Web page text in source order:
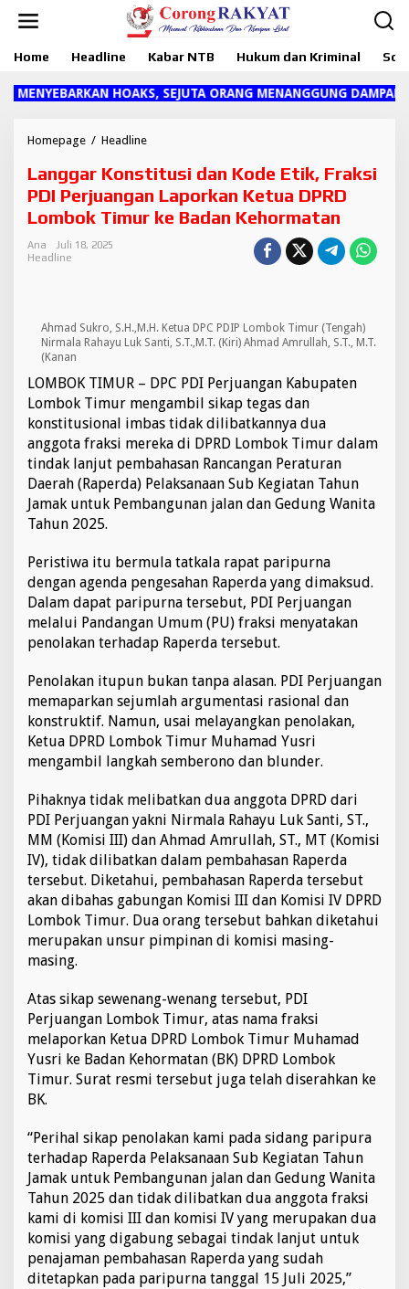
Home Headline Kabar NTB Hukum dan Kriminal
HOAKS, SEJUTA ORANG MENANGGUNG DAMPAKNYA"
Homepage / Headline
n
g
g
t
i
s
i
d
n
K
o
d
i
k
,
F
a
s
i
P
I
P
r
j
a
n
g
a
L
a
r
a
n
K
e
D
P
R
D
L
o
m
b
o
Langgar Konstitusi dan Kode Etik, Fraksi
PDI Perjuangan Laporkan Ketua DPRD
Lombok Timur ke Badan Kehormatan
Ana
Juli 18, 2025
Headline
Ahmad Sukro, S.H.,M.H. Ketua DPC PDIP Lombok Timur (Tengah)
Nirmala Rahayu Luk Santi, S.T.,M.T. (Kiri) Ahmad Amrullah, S.T., M.T.
(Kanan
LOMBOK TIMUR – DPC PDI Perjuangan Kabupaten
Lombok Timur mengambil sikap tegas dan
konstitusional imbas tidak dilibatkannya dua
anggota fraksi mereka di DPRD Lombok Timur dalam
tindak lanjut pembahasan Rancangan Peraturan
Daerah (Raperda) Pelaksanaan Sub Kegiatan Tahun
Jamak untuk Pembangunan jalan dan Gedung Wanita
Tahun 2025.
Peristiwa itu bermula tatkala rapat paripurna
dengan agenda pengesahan Raperda yang dimaksud.
Dalam dapat paripurna tersebut, PDI Perjuangan
melalui Pandangan Umum (PU) fraksi menyatakan
penolakan terhadap Raperda tersebut.
Penolakan itupun bukan tanpa alasan. PDI Perjuangan
memaparkan sejumlah argumentasi rasional dan
konstruktif. Namun, usai melayangkan penolakan,
Ketua DPRD Lombok Timur Muhamad Yusri
mengambil langkah semberono dan blunder.
Pihaknya tidak melibatkan dua anggota DPRD dari
PDI Perjuangan yakni Nirmala Rahayu Luk Santi, ST.,
MM (Komisi III) dan Ahmad Amrullah, ST., MT (Komisi
IV), tidak dilibatkan dalam pembahasan Raperda
tersebut. Diketahui, pembahasan Raperda tersebut
akan dibahas gabungan Komisi III dan Komisi IV DPRD
Lombok Timur. Dua orang tersebut bahkan diketahui
merupakan unsur pimpinan di komisi masing-
masing.
Atas sikap sewenang-wenang tersebut, PDI
Perjuangan Lombok Timur, atas nama fraksi
melaporkan Ketua DPRD Lombok Timur Muhamad
Yusri ke Badan Kehormatan (BK) DPRD Lombok
Timur. Surat resmi tersebut juga telah diserahkan ke
BK.
“Perihal sikap penolakan kami pada sidang paripura
terhadap Raperda Pelaksanaan Sub Kegiatan Tahun
Jamak untuk Pembangunan jalan dan Gedung Wanita
Tahun 2025 dan tidak dilibatkan dua anggota fraksi
kami di komisi III dan komisi IV yang merupakan dua
komisi yang digabung sebagai tindak lanjut untuk
penajaman pembahasan Raperda yang sudah
ditetapkan pada paripurna tanggal 15 Juli 2025,”